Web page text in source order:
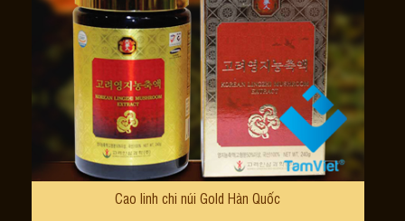
Cao linh chi núi Gold Hàn Quốc